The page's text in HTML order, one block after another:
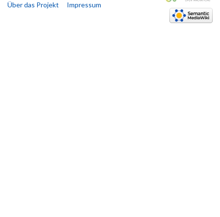
Über das Projekt
Impressum